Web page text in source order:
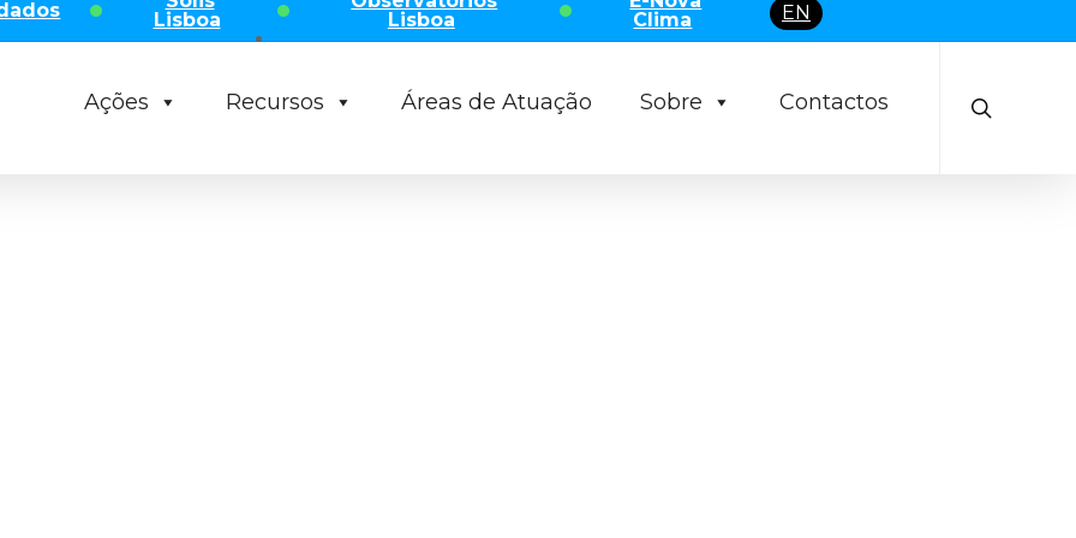
Lisboa
Lisboa
Clima
EN
Ações Recursos Áreas de Atuação Sobre Contactos